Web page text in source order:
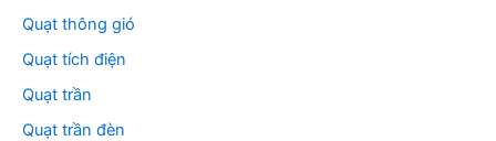
Quạt thông gió
Quạt tích điện
Quạt trần
Quạt trần đèn